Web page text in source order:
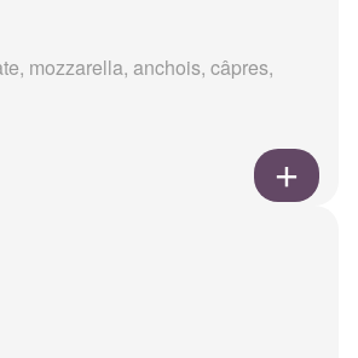
mozzarella, anchois, câpres,